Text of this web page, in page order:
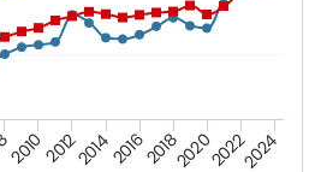
20102012201420162018202020222024